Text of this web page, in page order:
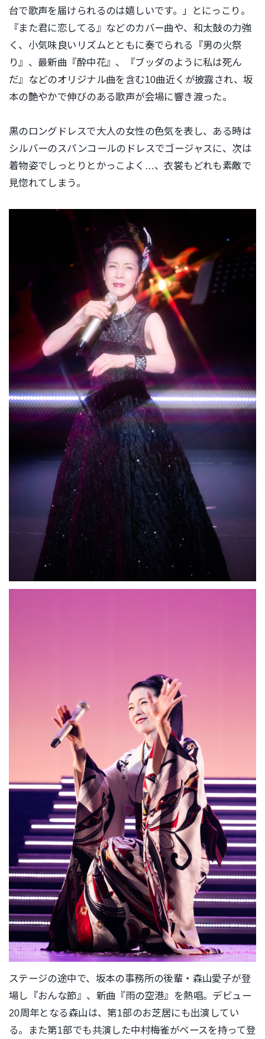
台で歌声を届けられるのは嬉しいです。」とにっこり。
『また君に恋してる』などのカバー曲や、和太鼓の力強
く、小気味良いリズムとともに奏でられる『男の火祭
り』、最新曲『酔中花』、『ブッダのように私は死ん
だ』などのオリジナル曲を含む10曲近くが披露され、坂
本の艶やかで伸びのある歌声が会場に響き渡った。
黒のロングドレスで大人の女性の色気を表し、ある時は
シルバーのスパンコールのドレスでゴージャスに、次は
着物姿でしっとりとかっこよく…、衣裳もどれも素敵で
見惚れてしまう。
ステージの途中で、坂本の事務所の後輩・森山愛子が登
場し『おんな節』、新曲『雨の空港』を熱唱。デビュー
20周年となる森山は、第1部のお芝居にも出演してい
る。また第1部でも共演した中村梅雀がベースを持って登